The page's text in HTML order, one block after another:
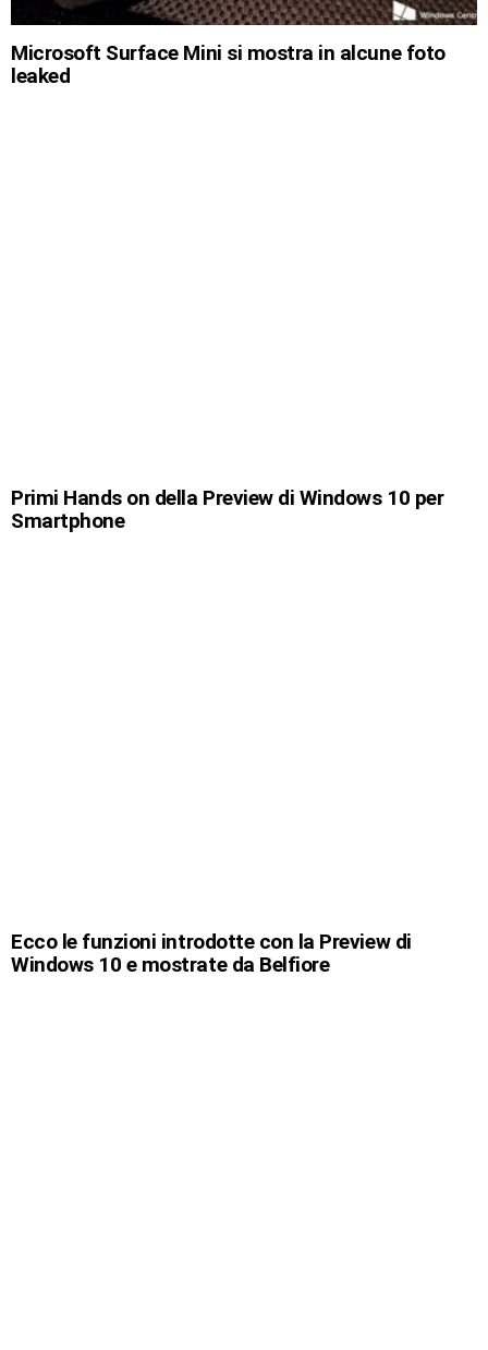
Microsoft Surface Mini si mostra in alcune foto
leaked
Primi Hands on della Preview di Windows 10 per
Smartphone
Ecco le funzioni introdotte con la Preview di
Windows 10 e mostrate da Belfiore